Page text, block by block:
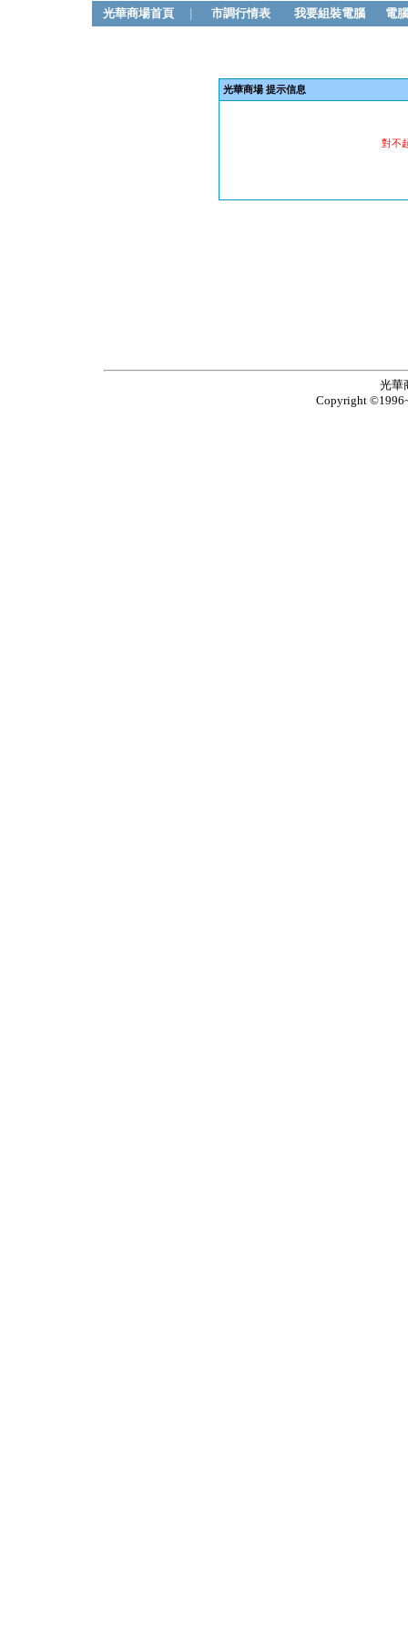
光華商場首頁 市調行情表 我要組裝電腦 電
光華商場 提示信息
對不
光華
Copyright